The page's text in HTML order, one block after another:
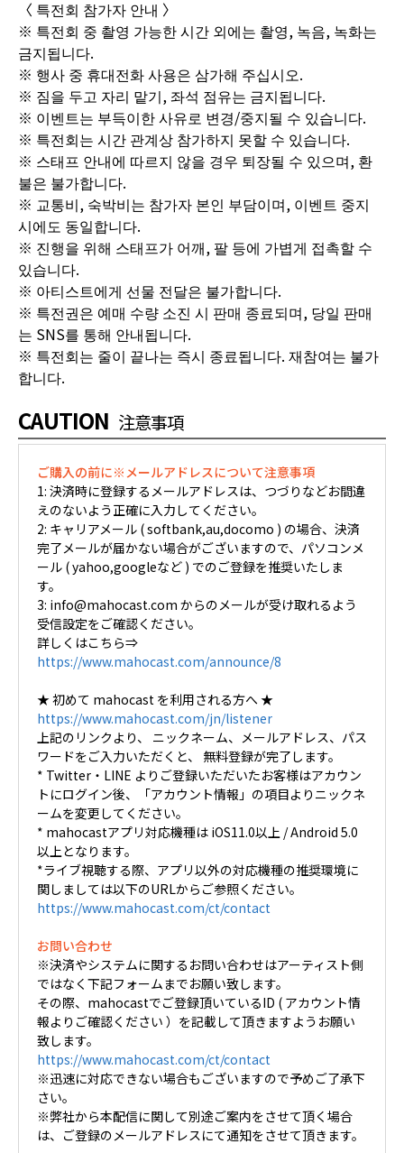
〈 특전회 참가자 안내 〉
※ 특전회 중 촬영 가능한 시간 외에는 촬영, 녹음, 녹화는
금지됩니다.
※ 행사 중 휴대전화 사용은 삼가해 주십시오.
※ 짐을 두고 자리 맡기, 좌석 점유는 금지됩니다.
※ 이벤트는 부득이한 사유로 변경/중지될 수 있습니다.
※ 특전회는 시간 관계상 참가하지 못할 수 있습니다.
※ 스태프 안내에 따르지 않을 경우 퇴장될 수 있으며, 환
불은 불가합니다.
※ 교통비, 숙박비는 참가자 본인 부담이며, 이벤트 중지
시에도 동일합니다.
※ 진행을 위해 스태프가 어깨, 팔 등에 가볍게 접촉할 수
있습니다.
※ 아티스트에게 선물 전달은 불가합니다.
※ 특전권은 예매 수량 소진 시 판매 종료되며, 당일 판매
는 SNS를 통해 안내됩니다.
※ 특전회는 줄이 끝나는 즉시 종료됩니다. 재참여는 불가
합니다.
CAUTION 注意事項
ご購入の前に※メールアドレスについて注意事項
1: 決済時に登録するメールアドレスは、つづりなどお間違
えのないよう正確に入力してください。
2: キャリアメール ( softbank,au,docomo ) の場合、決済
完了メールが届かない場合がございますので、パソコンメ
ール ( yahoo,googleなど ) でのご登録を推奨いたしま
す。
3: info@mahocast.com からのメールが受け取れるよう
受信設定をご確認ください。
詳しくはこちら⇒
https://www.mahocast.com/announce/8
★ 初めて mahocast を利用される方へ ★
https://www.mahocast.com/jn/listener
上記のリンクより、 ニックネーム、メールアドレス、パス
ワードをご入力いただくと、 無料登録が完了します。
* Twitter・LINE よりご登録いただいたお客様はアカウン
トにログイン後、「アカウント情報」の項目よりニックネ
ームを変更してください。
* mahocastアプリ対応機種は iOS11.0以上 / Android 5.0
以上となります。
*ライブ視聴する際、アプリ以外の対応機種の推奨環境に
関しましては以下のURLからご参照ください。
https://www.mahocast.com/ct/contact
お問い合わせ
※決済やシステムに関するお問い合わせはアーティスト側
ではなく下記フォームまでお願い致します。
その際、mahocastでご登録頂いているID ( アカウント情
報よりご確認ください ）を記載して頂きますようお願い
致します。
https://www.mahocast.com/ct/contact
※迅速に対応できない場合もございますので予めご了承下
さい。
※弊社から本配信に関して別途ご案内をさせて頂く場合
は、ご登録のメールアドレスにて通知をさせて頂きます。